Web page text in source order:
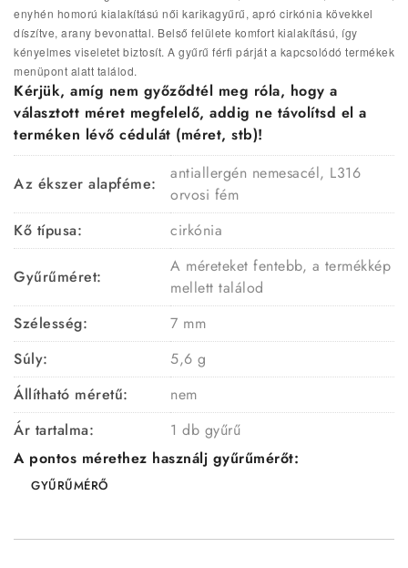
enyhén homorú kialakítású női karikagyűrű, apró cirkónia kövekkel
díszítve, arany bevonattal. Belső felülete komfort kialakítású, így
kényelmes viseletet biztosít. A gyűrű férfi párját a kapcsolódó termékek
menüpont alatt találod.
Kérjük, amíg nem győződtél meg róla, hogy a
választott méret megfelelő, addig ne távolítsd el a
terméken lévő cédulát (méret, stb)!
Az ékszer alapféme:
antiallergén nemesacél, L316
orvosi fém
Kő típusa:
cirkónia
Gyűrűméret:
A méreteket fentebb, a termékkép
mellett találod
Szélesség:
7 mm
Súly:
5,6 g
Állítható méretű:
nem
Ár tartalma:
1 db gyűrű
A pontos mérethez használj gyűrűmérőt:
GYŰRŰMÉRŐ